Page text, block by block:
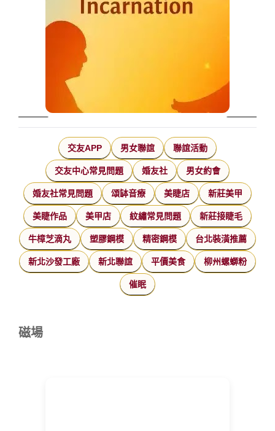
交友APP 男女聯誼 聯誼活動
交友中心常見問題 婚友社 男女約會
婚友社常見問題 頌缽音療 美睫店 新莊美甲
美睫作品 美甲店 紋繡常見問題 新莊接睫毛
牛樟芝滴丸 塑膠鋼模 精密鋼模 台北裝潢推薦
新北沙發工廠 新北聯誼 平價美食 柳州螺螄粉
催眠
磁場